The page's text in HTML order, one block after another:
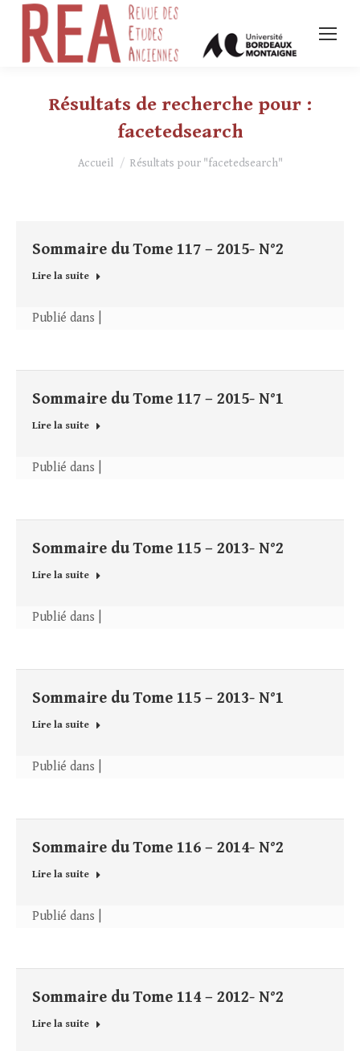
Résultats de recherche pour :
facetedsearch
Vous êtes ici :
Accueil Résultats pour "facetedsearch"
Sommaire du Tome 117 – 2015- N°2
Lire la suite
Publié dans |
Sommaire du Tome 117 – 2015- N°1
Lire la suite
Publié dans |
Sommaire du Tome 115 – 2013- N°2
Lire la suite
Publié dans |
Sommaire du Tome 115 – 2013- N°1
Lire la suite
Publié dans |
Sommaire du Tome 116 – 2014- N°2
Lire la suite
Publié dans |
Sommaire du Tome 114 – 2012- N°2
Lire la suite